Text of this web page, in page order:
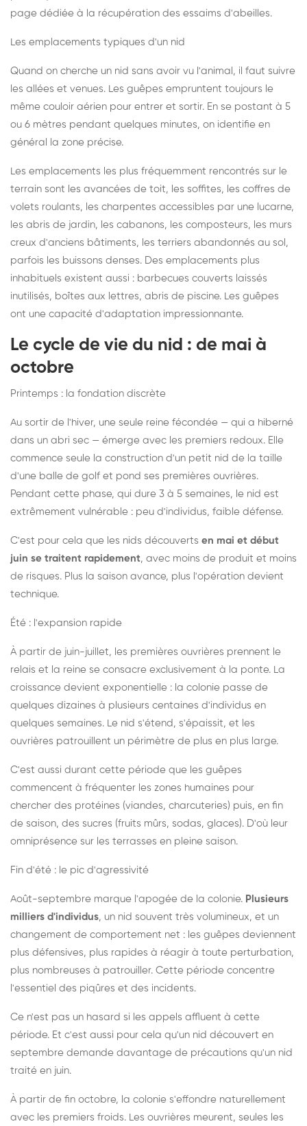
page dédiée à la récupération des essaims d'abeilles.
Les emplacements typiques d'un nid
Quand on cherche un nid sans avoir vu l'animal, il faut suivre
les allées et venues. Les guêpes empruntent toujours le
même couloir aérien pour entrer et sortir. En se postant à 5
ou 6 mètres pendant quelques minutes, on identifie en
général la zone précise.
Les emplacements les plus fréquemment rencontrés sur le
terrain sont les avancées de toit, les soffites, les coffres de
volets roulants, les charpentes accessibles par une lucarne,
les abris de jardin, les cabanons, les composteurs, les murs
creux d'anciens bâtiments, les terriers abandonnés au sol,
parfois les buissons denses. Des emplacements plus
inhabituels existent aussi : barbecues couverts laissés
inutilisés, boîtes aux lettres, abris de piscine. Les guêpes
ont une capacité d'adaptation impressionnante.
Le cycle de vie du nid : de mai à
octobre
Printemps : la fondation discrète
Au sortir de l'hiver, une seule reine fécondée — qui a hiberné
dans un abri sec — émerge avec les premiers redoux. Elle
commence seule la construction d'un petit nid de la taille
d'une balle de golf et pond ses premières ouvrières.
Pendant cette phase, qui dure 3 à 5 semaines, le nid est
extrêmement vulnérable : peu d'individus, faible défense.
C'est pour cela que les nids découverts en mai et début
juin se traitent rapidement, avec moins de produit et moins
de risques. Plus la saison avance, plus l'opération devient
technique.
Été : l'expansion rapide
À partir de juin-juillet, les premières ouvrières prennent le
relais et la reine se consacre exclusivement à la ponte. La
croissance devient exponentielle : la colonie passe de
quelques dizaines à plusieurs centaines d'individus en
quelques semaines. Le nid s'étend, s'épaissit, et les
ouvrières patrouillent un périmètre de plus en plus large.
C'est aussi durant cette période que les guêpes
commencent à fréquenter les zones humaines pour
chercher des protéines (viandes, charcuteries) puis, en fin
de saison, des sucres (fruits mûrs, sodas, glaces). D'où leur
omniprésence sur les terrasses en pleine saison.
Fin d'été : le pic d'agressivité
Août-septembre marque l'apogée de la colonie. Plusieurs
milliers d'individus, un nid souvent très volumineux, et un
changement de comportement net : les guêpes deviennent
plus défensives, plus rapides à réagir à toute perturbation,
plus nombreuses à patrouiller. Cette période concentre
l'essentiel des piqûres et des incidents.
Ce n'est pas un hasard si les appels affluent à cette
période. Et c'est aussi pour cela qu'un nid découvert en
septembre demande davantage de précautions qu'un nid
traité en juin.
À partir de fin octobre, la colonie s'effondre naturellement
avec les premiers froids. Les ouvrières meurent, seules les